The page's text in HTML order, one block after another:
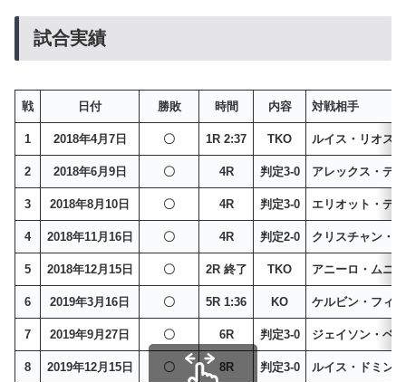
試合実績
戦 日付 勝敗 時間 内容 対戦相手
1 2018年4月7日 〇 1R 2:37 TKO ルイス・リオス
2 2018年6月9日 〇 4R 判定3-0 アレックス・デ
3 2018年8月10日 〇 4R 判定3-0 エリオット・デ
4 2018年11月16日 〇 4R 判定2-0 クリスチャン・
5 2018年12月15日 〇 2R 終了 TKO アニーロ・ムニ
6 2019年3月16日 〇 5R 1:36 KO ケルビン・フィ
7 2019年9月27日 〇 6R 判定3-0 ジェイソン・ベラ
8 2019年12月15日 〇 8R 判定3-0 ルイス・ドミン